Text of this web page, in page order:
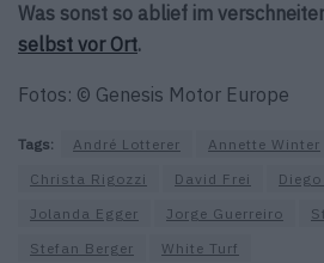
Was sonst so ablief im
selbst vor Ort.
Fotos: © Genesis Motor Europe
Tags: André Lotterer Annette Winter
Christa Rigozzi
David Frei
Jolanda Egger
Jorge Guerreiro
Stefan Berger
White Turf